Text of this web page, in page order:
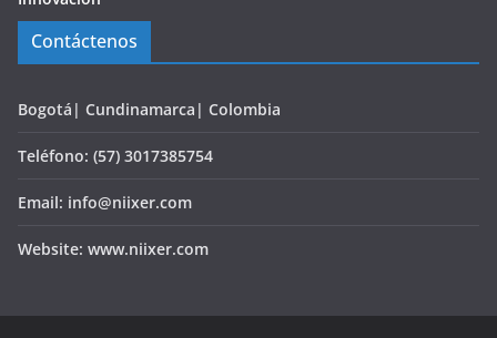
Contáctenos
Bogotá| Cundinamarca| Colombia
Teléfono: (57) 3017385754
Email: info@niixer.com
Website: www.niixer.com